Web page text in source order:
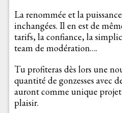
La renommée et la
inchangées. Il en est de
tarifs, la confiance, la
team de modération….
Tu profiteras dès lors une
quantité de gonzesses avec
auront comme unique projet
plaisir.